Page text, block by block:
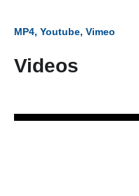
MP4, Youtube, Vimeo
Videos